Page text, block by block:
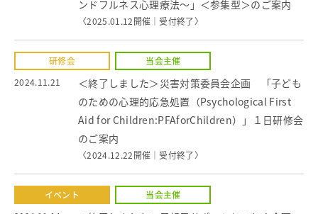
ンドフルネス心理療法～」＜参集型＞のご案内
〈2025.01.12開催｜ 受付終了〉
研修会
当会主催
2024.11.21
＜終了しました＞災害対策委員会企画 「子ども
のための心理的応急処置（Psychological First
Aid for Children:PFAforChildren）」１日研修会
のご案内
〈2024.12.22開催｜ 受付終了〉
イベント
当会主催